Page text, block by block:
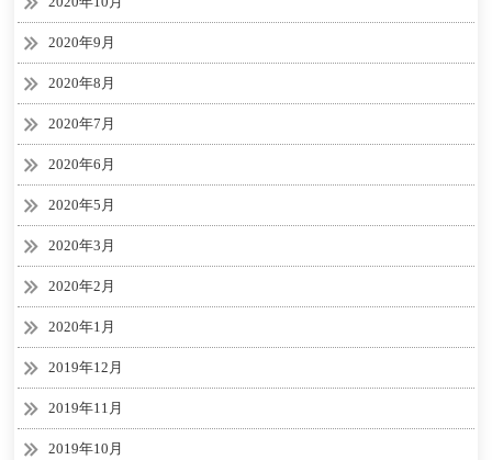
2020年9月
2020年8月
2020年7月
2020年6月
2020年5月
2020年3月
2020年2月
2020年1月
2019年12月
2019年11月
2019年10月